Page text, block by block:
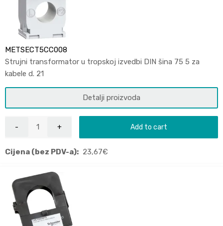
METSECT5CC008
Strujni transformator u tropskoj izvedbi DIN šina 75 5 za
kabele d. 21
Detalji proizvoda
Add to cart
Cijena (bez PDV-a): 23,67€